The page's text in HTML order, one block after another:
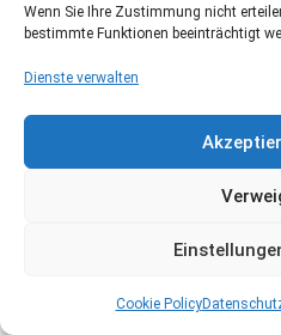
Wenn Sie Ihre Zustimmung nicht
bestimmte Funktionen beeinträchtigt
Dienste verwalten
Cookie Policy